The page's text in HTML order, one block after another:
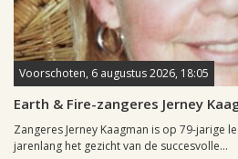
Voorschoten, 6 augustus 2026, 18:05
Earth & Fire-zangeres Jerney
Zangeres Jerney Kaagman is op 79-jarige
jarenlang het gezicht van de succesvolle...